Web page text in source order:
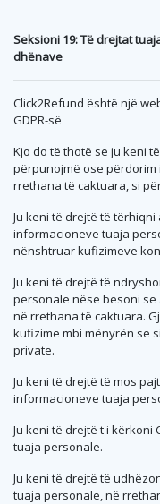
Seksioni 19: Të drejtat
dhënave
Click2Refund është një
GDPR-së
Kjo do të thotë se ju keni
përpunojmë ose
rrethana të caktuara, si
Ju keni të drejtë të
informacioneve tuaja
nënshtruar kufizimeve
Ju keni të drejtë të
personale nëse besoni
në rrethana të caktuara.
kufizime mbi mënyrën se
private.
Ju keni të drejtë të mos
informacioneve tuaja
Ju keni të drejtë t'i kërkoni
tuaja personale.
Ju keni të drejtë të
tuaja personale, në